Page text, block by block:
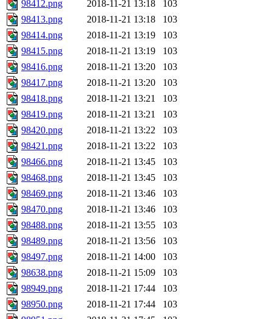
98412.png
2018-11-21 13:18
103
98413.png
2018-11-21 13:18
103
98414.png
2018-11-21 13:19
103
98415.png
2018-11-21 13:19
103
98416.png
2018-11-21 13:20
103
98417.png
2018-11-21 13:20
103
98418.png
2018-11-21 13:21
103
98419.png
2018-11-21 13:21
103
98420.png
2018-11-21 13:22
103
98421.png
2018-11-21 13:22
103
98466.png
2018-11-21 13:45
103
98468.png
2018-11-21 13:45
103
98469.png
2018-11-21 13:46
103
98470.png
2018-11-21 13:46
103
98488.png
2018-11-21 13:55
103
98489.png
2018-11-21 13:56
103
98497.png
2018-11-21 14:00
103
98638.png
2018-11-21 15:09
103
98949.png
2018-11-21 17:44
103
98950.png
2018-11-21 17:44
103